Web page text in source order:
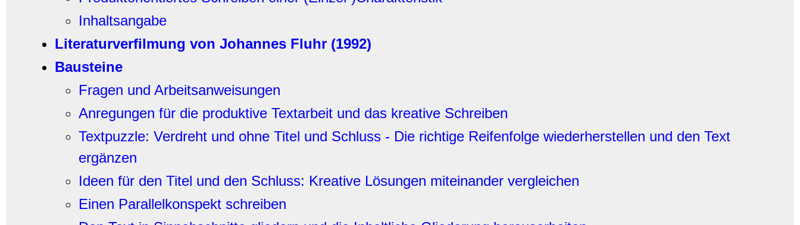
Inhaltsangabe
Literaturverfilmung von Johannes Fluhr (1992)
Bausteine
Fragen und Arbeitsanweisungen
Anregungen für die produktive Textarbeit und das kreative Schreiben
Textpuzzle: Verdreht und ohne Titel und Schluss - Die richtige Reifenfolge wiederherstellen und den Text
ergänzen
Ideen für den Titel und den Schluss: Kreative Lösungen miteinander vergleichen
Einen Parallelkonspekt schreiben